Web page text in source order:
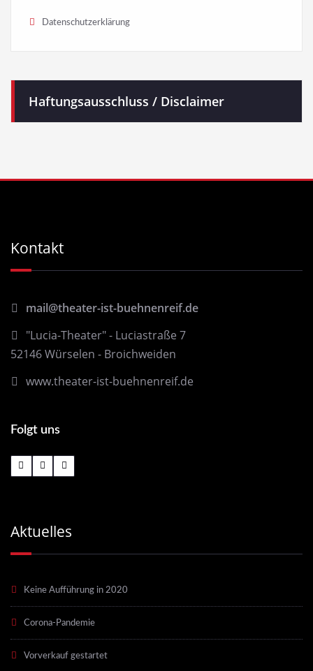
Datenschutzerklärung
Haftungsausschluss / Disclaimer
Kontakt
mail@theater-ist-buehnenreif.de
"Lucia-Theater" - Luciastraße 7
52146 Würselen - Broichweiden
www.theater-ist-buehnenreif.de
Folgt uns
Aktuelles
Keine Aufführung in 2020
Corona-Pandemie
Vorverkauf gestartet